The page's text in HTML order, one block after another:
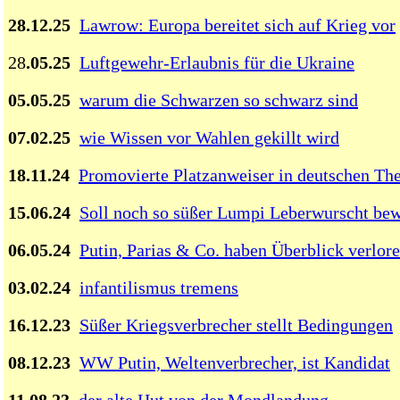
28.12.25 Lawrow: Europa bereitet sich auf Krieg vor
28.05.25 Luftgewehr-Erlaubnis für die Ukraine
05.05.25 warum die Schwarzen so schwarz sind
07.02.25 wie Wissen vor Wahlen gekillt wird
18.11.24 Promovierte Platzanweiser in deutschen
15.06.24 Soll noch so süßer Lumpi Leberwurscht
06.05.24 Putin, Parias & Co. haben Überblick
03.02.24 infantilismus tremens
16.12.23 Süßer Kriegsverbrecher stellt Bedingungen
08.12.23 WW Putin, Weltenverbrecher, ist Kandidat